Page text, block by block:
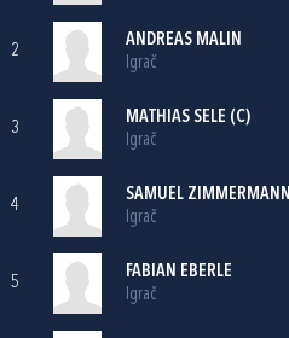
2
ANDREAS MALIN
Igrač
3
MATHIAS SELE (C)
Igrač
4
SAMUEL ZIMMERMANN
Igrač
5
FABIAN EBERLE
Igrač